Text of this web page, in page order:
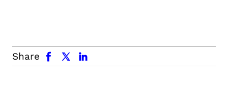
Share
facebook x.com linkedin